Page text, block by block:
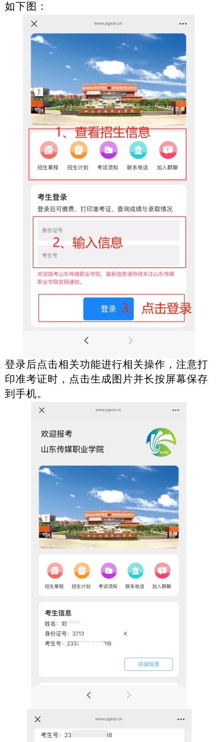
如下图：
登录后点击相关功能进行相关操作，注意打
印准考证时，点击生成图片并长按屏幕保存
到手机。